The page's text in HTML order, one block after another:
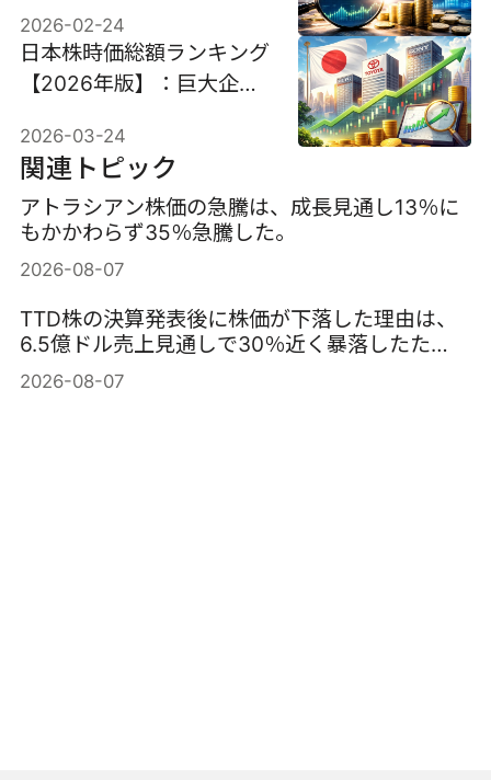
2026-02-24
日本株時価総額ランキング
【2026年版】：巨大企業
2026-03-24
関連トピック
アトラシアン株価の急騰は、成長見通し13％に
もかかわらず35％急騰した。
2026-08-07
TTD株の決算発表後に株価が下落した理由は、
6.5億ドル売上見通しで30％近く暴落したた
め。
2026-08-07